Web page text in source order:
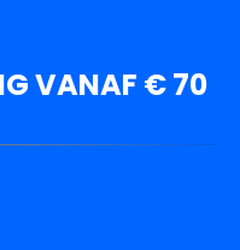
VANAF € 70